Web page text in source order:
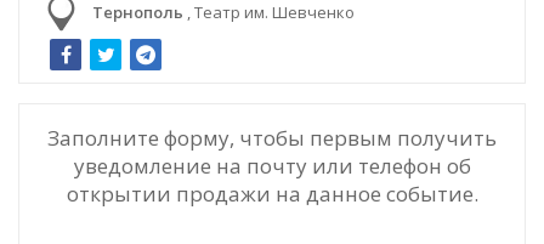
Тернополь ,Театр им. Шевченко
Заполните форму, чтобы первым получить
уведомление на почту или телефон об
открытии продажи на данное событие.